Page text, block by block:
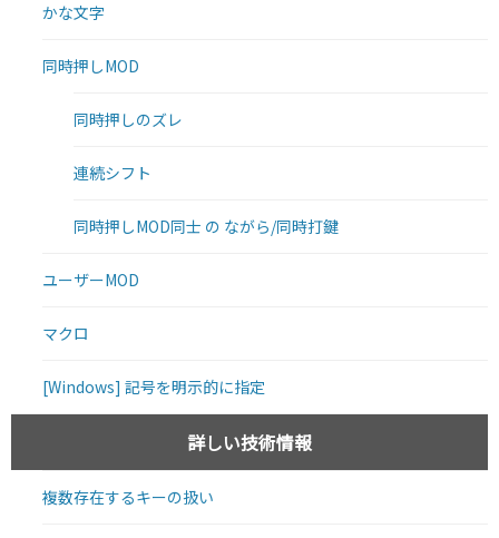
かな文字
同時押しMOD
同時押しのズレ
連続シフト
同時押しMOD同士 の ながら/同時打鍵
ユーザーMOD
マクロ
[Windows] 記号を明示的に指定
詳しい技術情報
複数存在するキーの扱い